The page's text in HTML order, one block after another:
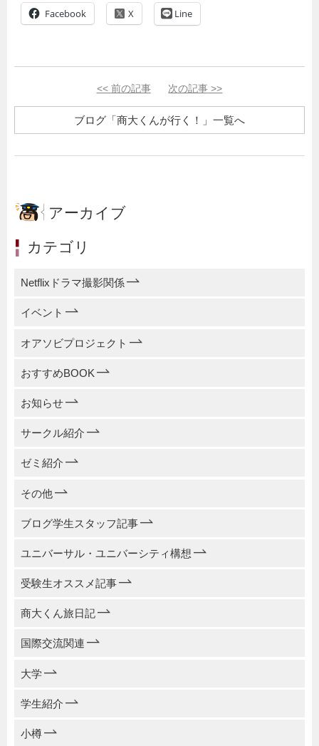
Facebook Line
<< 前の記事 次の記事 >>
ブログ「商大くんが行く！」一覧へ
アーカイブ
カテゴリ
Netflixドラマ撮影関係
イベント
オアソビプロジェクト
おすすめBOOK
お知らせ
サークル紹介
ゼミ紹介
その他
ブログ学生スタッフ記事
ユニバーサル・ユニバーシティ構想
受験生オススメ記事
商大くん旅日記
国際交流関連
大学
学生紹介
小樽